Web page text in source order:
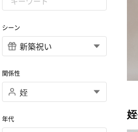
シーン
関係性
年代